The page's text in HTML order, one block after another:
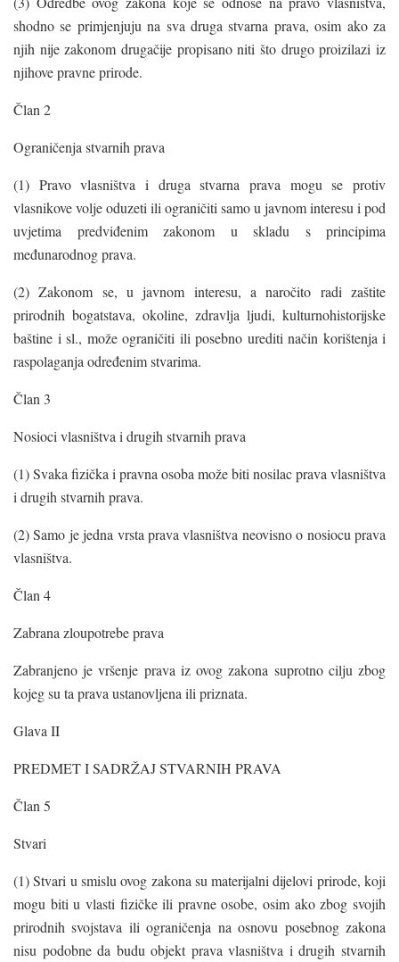
shodno se primjenjuju na sva druga stvarna prava, osim ako za
njih nije zakonom drugačije propisano niti što drugo proizilazi iz
njihove pravne prirode.
Član 2
Ograničenja stvarnih prava
(1) Pravo vlasništva i druga stvarna prava mogu se protiv
vlasnikove volje oduzeti ili ograničiti samo u javnom interesu i pod
uvjetima predviđenim zakonom u skladu s principima
međunarodnog prava.
(2) Zakonom se, u javnom interesu, a naročito radi zaštite
prirodnih bogatstava, okoline, zdravlja ljudi, kulturnohistorijske
baštine i sl., može ograničiti ili posebno urediti način korištenja i
raspolaganja određenim stvarima.
Član 3
Nosioci vlasništva i drugih stvarnih prava
(1) Svaka fizička i pravna osoba može biti nosilac prava vlasništva
i drugih stvarnih prava.
(2) Samo je jedna vrsta prava vlasništva neovisno o nosiocu prava
vlasništva.
Član 4
Zabrana zloupotrebe prava
Zabranjeno je vršenje prava iz ovog zakona suprotno cilju zbog
kojeg su ta prava ustanovljena ili priznata.
Glava II
PREDMET I SADRŽAJ STVARNIH PRAVA
Član 5
Stvari
(1) Stvari u smislu ovog zakona su materijalni dijelovi prirode, koji
mogu biti u vlasti fizičke ili pravne osobe, osim ako zbog svojih
prirodnih svojstava ili ograničenja na osnovu posebnog zakona
nisu podobne da budu objekt prava vlasništva i drugih stvarnih